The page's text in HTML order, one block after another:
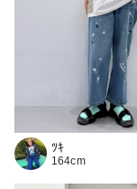
ﾂｷ
164cm